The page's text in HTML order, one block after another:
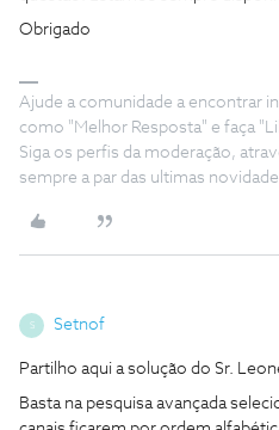
Obrigado
Ajude a comunidade a encontrar
como "Melhor Resposta" e faça
Siga os perfis da moderação,
sempre a par das ultimas
S Setnof
Partilho aqui a solução do Sr.
Basta na pesquisa avançada